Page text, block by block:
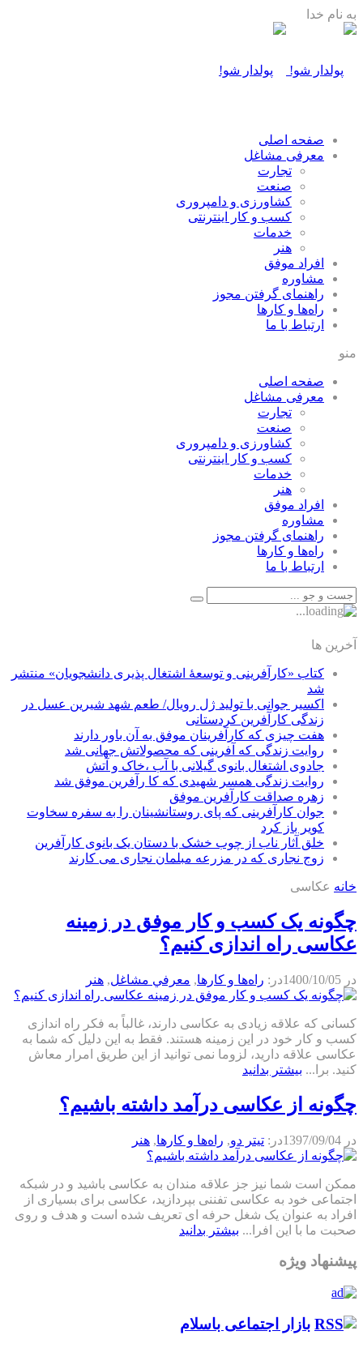
به نام خدا
صفحه اصلی
معرفی مشاغل
تجارت
صنعت
كشاورزی و دامپروری
كسب و كار اينترنتی
خدمات
هنر
افراد موفق
مشاوره
راهنمای گرفتن مجوز
راه‌ها و كارها
ارتباط با ما
منو
صفحه اصلی
معرفی مشاغل
تجارت
صنعت
كشاورزی و دامپروری
كسب و كار اينترنتی
خدمات
هنر
افراد موفق
مشاوره
راهنمای گرفتن مجوز
راه‌ها و كارها
ارتباط با ما
آخرین ها
کتاب «کارآفرینی و توسعۀ اشتغال پذیری دانشجویان» منتشر
شد
اکسیر جوانی با تولید ژل رویال/ طعم شهد شیرین عسل‌ در
زندگی کارآفرین کردستانی
هفت چیزی که کارآفرینان موفق به آن باور دارند
روایت زندگی که آفرینی که محصولاتش جهانی شد
جادوی اشتغال بانوی گیلانی با آب ،خاک و آتش
روایت زندگی همسر شهیدی که کا رآفرین موفق شد
زهره صداقت کارآفرین موفق
جوان کارآفرینی که پای روستانشینان را به سفره سخاوت
کویر باز کرد
خلق آثار ناب از چوب خشک با دستان یک بانوی کارآفرین
زوج نجاری که در مزرعه مبلمان نجاری می کارند
خانه عکاسی
چگونه یک کسب و کار موفق در زمینه
عکاسی راه اندازی کنیم؟
در 1400/10/05در: راه‌ها و كارها, معرفي مشاغل, هنر
کسانی که علاقه زیادی به عکاسی دارند، غالباً به فکر راه اندازی
کسب و کار خود در این زمینه هستند. فقط به این دلیل که شما به
عکاسی علاقه دارید، لزوما نمی توانید از این طریق امرار معاش
کنید. برا... بیشتر بدانید
چگونه از عکاسی درآمد داشته باشیم؟
در 1397/09/04در: تیتر دو, راه‌ها و كارها, هنر
ممکن است شما نیز جز علاقه مندان به عکاسی باشید و در شبکه
اجتماعی خود به عکاسی تفننی بپردازید، عکاسی برای بسیاری از
افراد به عنوان یک شغل حرفه ای تعریف شده است و هدف و روی
صحبت ما با این افرا... بیشتر بدانید
پیشنهاد ویژه
بازار اجتماعی باسلام